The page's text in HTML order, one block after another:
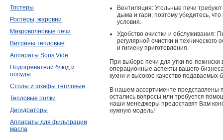
Вентиляция: Угольные печи
дыма и гари, поэтому убедитесь,
условия.
Удобство очистки и обслуживания:
регулярной очистки и
и гигиену приготовления.
При выборе печи для утки по-пекински
операционные аспекты вашего
кухни и высокое качество подаваемых
В нашем ассортименте представлены
остались вопросы или требуется
наши менеджеры предоставят Вам
нужную модель!
Тостеры
Ростеры, жаровни
Микроволновые печи
Витрины тепловые
Аппараты Sous Vide
Подогреватели блюд и
посуды
Столы и шкафы тепловые
Тепловые полки
Дегидраторы
Аппараты для фильтрации
масла